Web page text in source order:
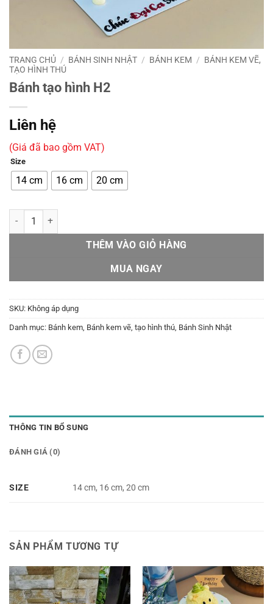
TRANG CHỦ / BÁNH SINH NHẬT / BÁNH KEM / BÁNH KEM VẼ,
TẠO HÌNH THÚ
Bánh tạo hình H2
Liên hệ
(Giá đã bao gồm VAT)
Size
14 cm 16 cm 20 cm
Bánh tạo hình H2 số lượng
THÊM VÀO GIỎ HÀNG
MUA NGAY
SKU: Không áp dụng
Danh mục: Bánh kem Bánh kem vẽ, tạo hình thú Bánh Sinh Nhật
THÔNG TIN BỔ SUNG
ĐÁNH GIÁ (0)
SIZE 14 cm, 16 cm, 20 cm
SẢN PHẨM TƯƠNG TỰ